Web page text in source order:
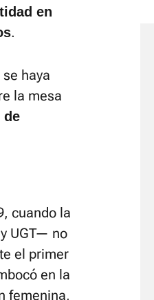
en
.
haya
la mesa
de
cuando la
UGT— no
el primer
en la
femenina,